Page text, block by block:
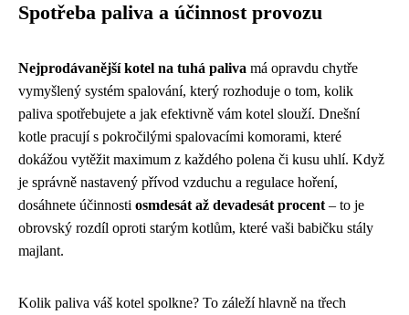
Spotřeba paliva a účinnost provozu
Nejprodávanější kotel na tuhá paliva má opravdu chytře
vymyšlený systém spalování, který rozhoduje o tom, kolik
paliva spotřebujete a jak efektivně vám kotel slouží. Dnešní
kotle pracují s pokročilými spalovacími komorami, které
dokážou vytěžit maximum z každého polena či kusu uhlí. Když
je správně nastavený přívod vzduchu a regulace hoření,
dosáhnete účinnosti osmdesát až devadesát procent – to je
obrovský rozdíl oproti starým kotlům, které vaši babičku stály
majlant.
Kolik paliva váš kotel spolkne? To záleží hlavně na třech